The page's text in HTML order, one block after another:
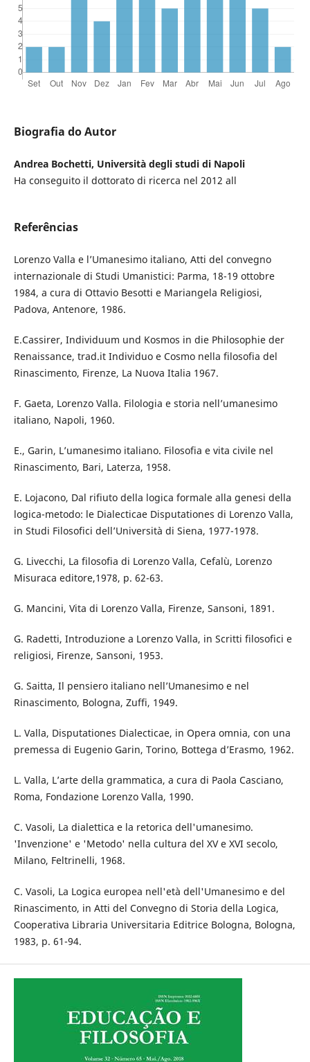
Biografia do Autor
Andrea Bochetti, Università degli studi di Napoli
Ha conseguito il dottorato di ricerca nel 2012 all
Referências
Lorenzo Valla e l’Umanesimo italiano, Atti del convegno
internazionale di Studi Umanistici: Parma, 18-19 ottobre
1984, a cura di Ottavio Besotti e Mariangela Religiosi,
Padova, Antenore, 1986.
E.Cassirer, Individuum und Kosmos in die Philosophie der
Renaissance, trad.it Individuo e Cosmo nella filosofia del
Rinascimento, Firenze, La Nuova Italia 1967.
F. Gaeta, Lorenzo Valla. Filologia e storia nell’umanesimo
italiano, Napoli, 1960.
E., Garin, L’umanesimo italiano. Filosofia e vita civile nel
Rinascimento, Bari, Laterza, 1958.
E. Lojacono, Dal rifiuto della logica formale alla genesi della
logica-metodo: le Dialecticae Disputationes di Lorenzo Valla,
in Studi Filosofici dell’Università di Siena, 1977-1978.
G. Livecchi, La filosofia di Lorenzo Valla, Cefalù, Lorenzo
Misuraca editore,1978, p. 62-63.
G. Mancini, Vita di Lorenzo Valla, Firenze, Sansoni, 1891.
G. Radetti, Introduzione a Lorenzo Valla, in Scritti filosofici e
religiosi, Firenze, Sansoni, 1953.
G. Saitta, Il pensiero italiano nell’Umanesimo e nel
Rinascimento, Bologna, Zuffi, 1949.
L. Valla, Disputationes Dialecticae, in Opera omnia, con una
premessa di Eugenio Garin, Torino, Bottega d’Erasmo, 1962.
L. Valla, L’arte della grammatica, a cura di Paola Casciano,
Roma, Fondazione Lorenzo Valla, 1990.
C. Vasoli, La dialettica e la retorica dell'umanesimo.
'Invenzione' e 'Metodo' nella cultura del XV e XVI secolo,
Milano, Feltrinelli, 1968.
C. Vasoli, La Logica europea nell'età dell'Umanesimo e del
Rinascimento, in Atti del Convegno di Storia della Logica,
Cooperativa Libraria Universitaria Editrice Bologna, Bologna,
1983, p. 61-94.